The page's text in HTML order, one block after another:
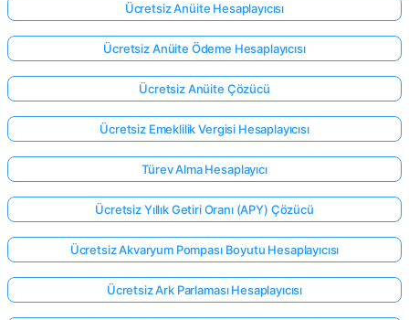
Ücretsiz Anüite Hesaplayıcısı
Ücretsiz Anüite Ödeme Hesaplayıcısı
Ücretsiz Anüite Çözücü
Ücretsiz Emeklilik Vergisi Hesaplayıcısı
Türev Alma Hesaplayıcı
Ücretsiz Yıllık Getiri Oranı (APY) Çözücü
Ücretsiz Akvaryum Pompası Boyutu Hesaplayıcısı
Ücretsiz Ark Parlaması Hesaplayıcısı